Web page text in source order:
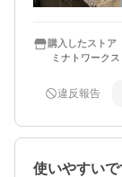
散布に使った
購入したストア
ミナトワークス
違反報告
使いやすいで